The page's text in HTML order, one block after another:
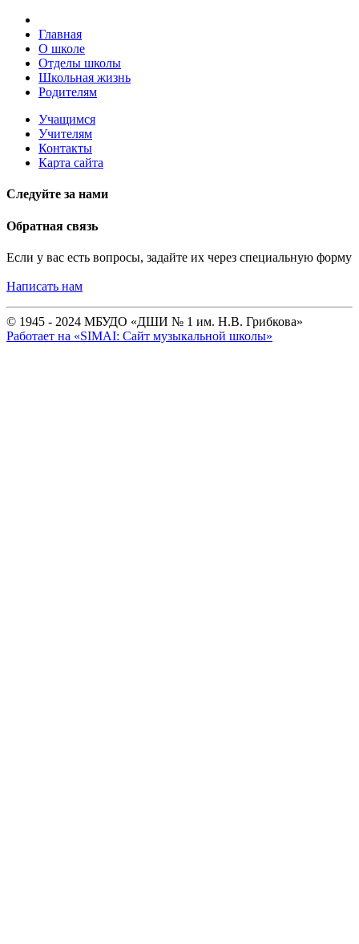
Главная
О школе
Отделы школы
Школьная жизнь
Родителям
Учащимся
Учителям
Контакты
Карта сайта
Следуйте за нами
Обратная связь
Если у вас есть вопросы, задайте их через специальную форму
Написать нам
© 1945 - 2024 МБУДО «ДШИ № 1 им. Н.В. Грибкова»
Работает на «SIMAI: Сайт музыкальной школы»